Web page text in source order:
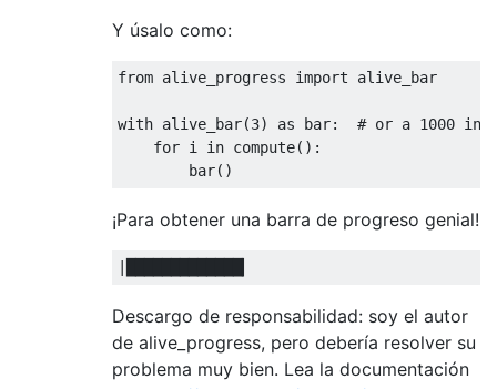
Y úsalo como:
from alive_progress import alive_bar
with alive_bar(3) as bar:
# or a 1000 in
for i in compute():
        bar
()
¡Para obtener una barra de progreso genial!
Descargo de responsabilidad: soy el autor
de alive_progress, pero debería resolver su
problema muy bien. Lea la documentación